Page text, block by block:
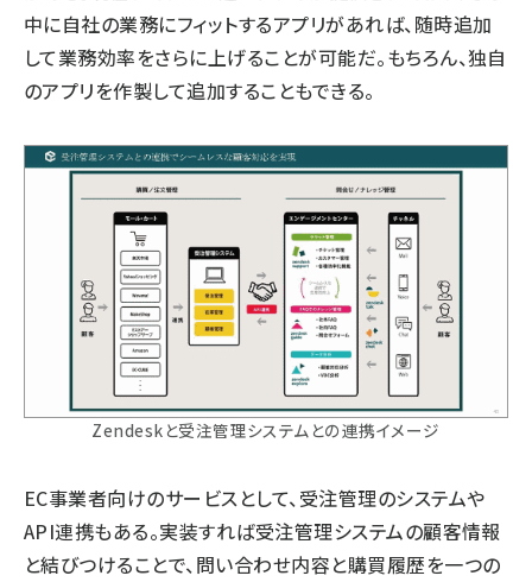
中に自社の業務にフィットするアプリがあれば、随時追加
して業務効率をさらに上げることが可能だ。もちろん、独自
のアプリを作製して追加することもできる。
Zendeskと受注管理システムとの連携イメージ
EC事業者向けのサービスとして、受注管理のシステムや
API連携もある。実装すれば受注管理システムの顧客情報
と結びつけることで、問い合わせ内容と購買履歴を一つの